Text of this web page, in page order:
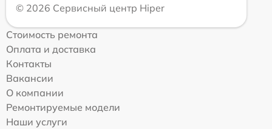
© 2026 Сервисный центр Hiper
Стоимость ремонта
Оплата и доставка
Контакты
Вакансии
О компании
Ремонтируемые модели
Наши услуги